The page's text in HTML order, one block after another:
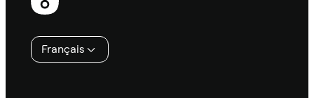
page
Français